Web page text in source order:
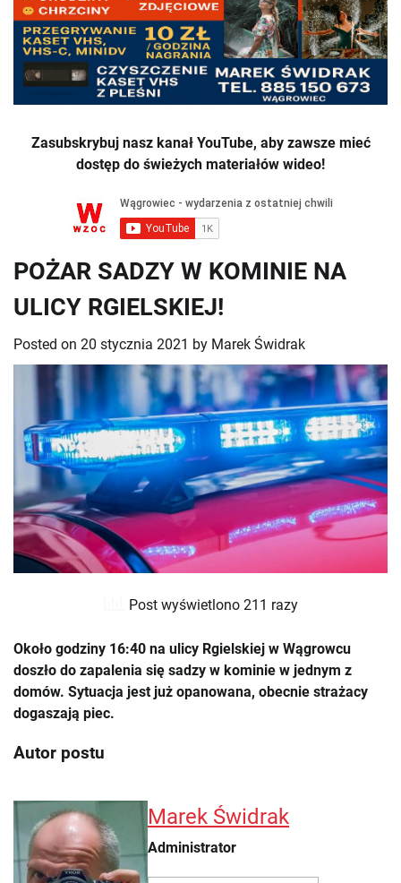
Zasubskrybuj nasz kanał YouTube, aby zawsze mieć
dostęp do świeżych materiałów wideo!
POŻAR SADZY W KOMINIE NA
ULICY RGIELSKIEJ!
Posted on 20 stycznia 2021 by Marek Świdrak
Post wyświetlono 211 razy
Około godziny 16:40 na ulicy Rgielskiej w Wągrowcu
doszło do zapalenia się sadzy w kominie w jednym z
domów. Sytuacja jest już opanowana, obecnie strażacy
dogaszają piec.
Autor postu
Marek Świdrak
Administrator